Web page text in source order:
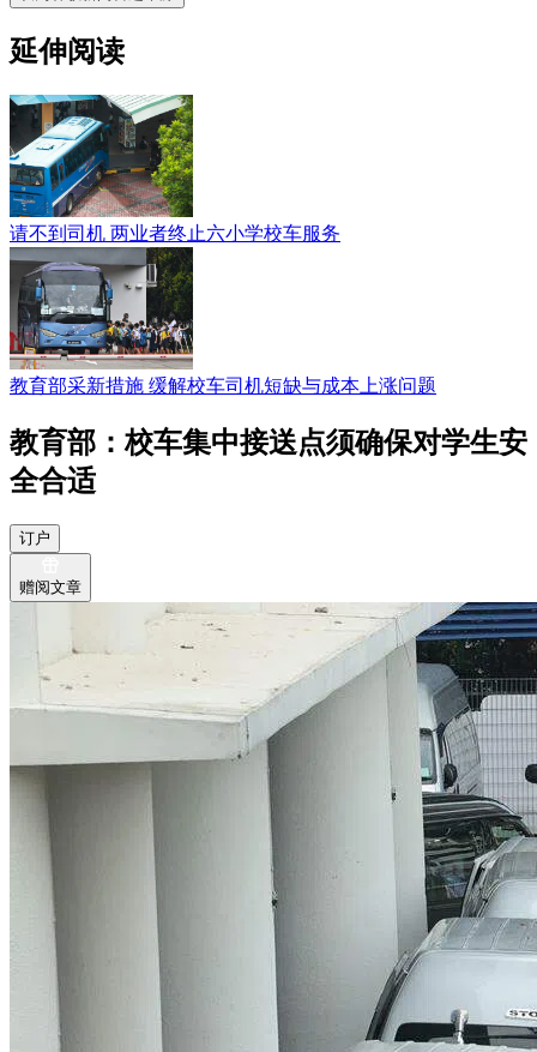
延伸阅读
请不到司机 两业者终止六小学校车服务
教育部采新措施 缓解校车司机短缺与成本上涨问题
教育部：校车集中接送点须确保对学生安
全合适
订户
赠阅文章